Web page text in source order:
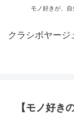
モノ好きが、自
クラシボヤー
【モノ好き